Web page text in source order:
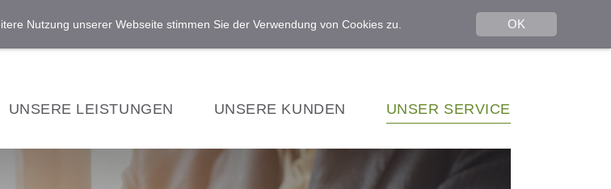
Nutzung unserer Webseite stimmen Sie der Verwendung von Cookies zu. OK
UNSERE LEISTUNGEN UNSERE KUNDEN UNSER SERVICE